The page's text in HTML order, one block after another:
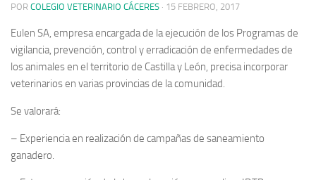
POR COLEGIO VETERINARIO CÁCERES · 15 FEBRERO, 2017
Eulen SA, empresa encargada de la ejecución de los Programas de
vigilancia, prevención, control y erradicación de enfermedades de
los animales en el territorio de Castilla y León, precisa incorporar
veterinarios en varias provincias de la comunidad.
Se valorará:
– Experiencia en realización de campañas de saneamiento
ganadero.